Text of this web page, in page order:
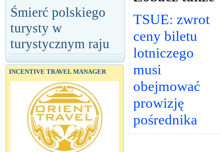
Śmierć polskiego
turysty w
turystycznym raju
INCENTIVE TRAVEL MANAGER
TSUE: zwrot
ceny biletu
lotniczego
musi
obejmować
prowizję
pośrednika